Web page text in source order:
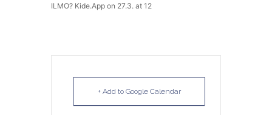
ILMO? Kide.App on 27.3. at 12
+ Add to Google Calendar